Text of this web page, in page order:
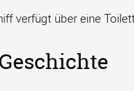
verfügt über eine